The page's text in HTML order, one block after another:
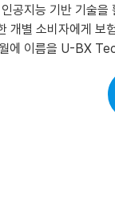
지능 기반 기술을
개별 소비자에게
이름을 U-BX